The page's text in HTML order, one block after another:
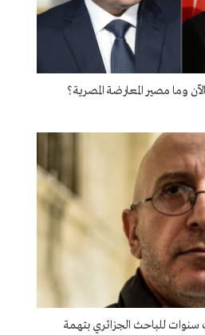
وما مصير المعارضة المصرية؟
للباحث الجزائري بتهمة